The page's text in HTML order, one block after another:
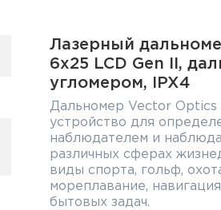
Лазерный
6x25 LCD Gen II,
угломером, IPX4
Дальномер Vector Optics
устройство для
наблюдателем и
различных сферах
виды спорта, гольф,
мореплавание,
бытовых задач.